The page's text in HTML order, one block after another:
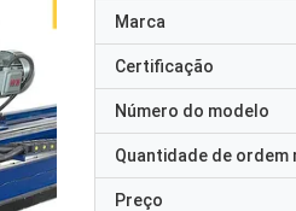
Marca
Certificação
Número do modelo
Quantidade de ordem
Preço